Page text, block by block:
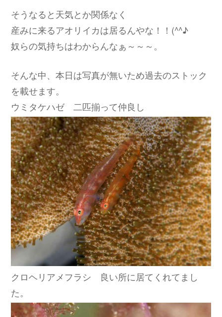
そうなると天気とか関係なく
産みに来るアオリイカは居るんやな！！(^^♪
奴らの気持ちはわからんなぁ～～～。
そんな中、本日は写真が無いため過去のストック
を載せます。
ウミタケハゼ 二匹揃って仲良し
クロヘリアメフラシ 良い所に居てくれてまし
た。